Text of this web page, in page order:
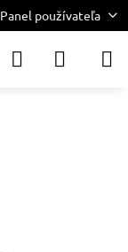
Panel používateľa